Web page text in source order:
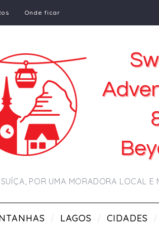
Onde ficar
POR UMA MORADORA LOCAL E
LAGOS CIDADES